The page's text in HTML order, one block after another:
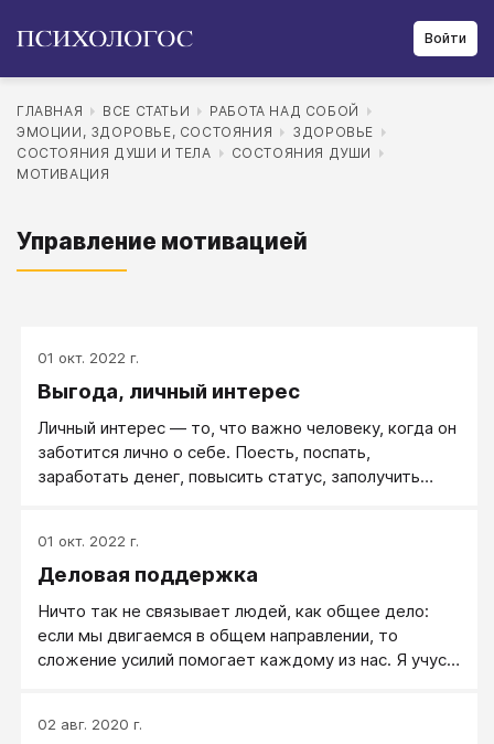
Войти
ГЛАВНАЯ ВСЕ СТАТЬИ
РАБОТА НАД СОБОЙ
ЭМОЦИИ, ЗДОРОВЬЕ, СОСТОЯНИЯ
ЗДОРОВЬЕ
СОСТОЯНИЯ ДУШИ И ТЕЛА
СОСТОЯНИЯ ДУШИ
МОТИВАЦИЯ
Управление мотивацией
01 окт. 2022 г.
Выгода, личный интерес
Личный интерес ― то, что важно человеку, когда он
заботится лично о себе. Поесть, поспать,
заработать денег, повысить статус, заполучить
сильнейших движущих сил человеческого
поведения. Проявление первой позиции восприятия.
важные для человека вещи, которые выходят за
рамки его личных интересов.
01 окт. 2022 г.
Деловая поддержка
Ничто так не связывает людей, как общее дело:
если мы двигаемся в общем направлении, то
сложение усилий помогает каждому из нас. Я учусь
трудимся на одной фирме, ты не вредный, а премия
02 авг. 2020 г.